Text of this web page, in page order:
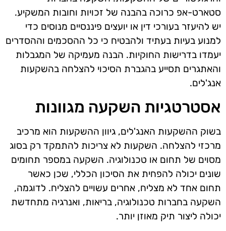
סטארט-אפ כרוכה בהבנה של זכויות וחובות המשקיע.
יש להיעזר בעורכי דין או יועצים פיננסיים מנוסים כדי
למנוע בעיות בעתיד ולהבטיח כי כל ההסכמים וההסדרים
יעמדו בדרישות החוקיות. הבנה מעמיקה של המגבלות
והאתגרים תסייע בהגברת הסיכוי להצלחה בהשקעות
אנג'לים.
אסטרטגיות השקעה מגוונות
בשוק ההשקעות האנג'לים, גיוון ההשקעות הוא מרכיב
מרכזי להצלחה. השקעות לא צריכות להתמקד רק בסוג
מסוים של תחום או טכנולוגיה. השקעה במספר תחומים
שונים יכולה להפחית את הסיכון הכללי, שכן כאשר
תחום אחד לא מצליח, אחרים עשויים להצליח. לדוגמה,
השקעה בחברות טכנולוגיה, בריאות, ואנרגיה מתחדשת
יכולה ליצור תיק מאוזן יותר.